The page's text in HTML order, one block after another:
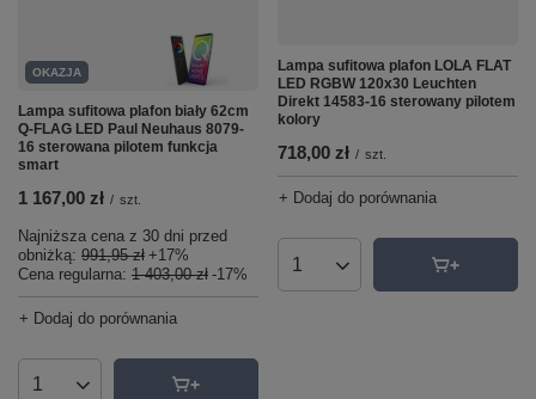
OKAZJA
Lampa sufitowa plafon biały 62cm
Q-FLAG LED Paul Neuhaus 8079-
16 sterowana pilotem funkcja
smart
1 167,00 zł / szt.
Najniższa cena z 30 dni przed
obniżką: 991,95 zł +17%
Cena regularna: 1 403,00 zł -17%
+ Dodaj do porównania
Ilość produktów
Lampa sufitowa plafon LOLA FLAT
LED RGBW 120x30 Leuchten
Direkt 14583-16 sterowany pilotem
kolory
718,00 zł / szt.
+ Dodaj do porównania
Ilość produktów